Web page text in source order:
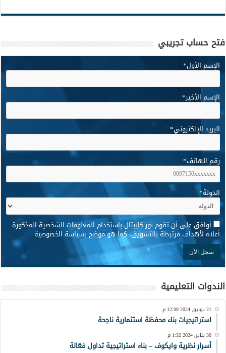
فتح حساب تجريبي
الإسم الأول*
الإسم الأخير*
البريد الإلكتروني*
رقم الهاتف*
الدولة*
* أوافق على أن تقوم نور كابيتال باستخدام المعلومات الشخصية المذكورة
أعلاه لأهداف مرتبطة بالتسويق، كما هو موضح بسياسة الخصوصية
الندوات التعليمية
21 يونيو, 2024 12:09 م
استراتيجيات بناء محفظة استثمارية ناجحة
30 يناير, 2024 1:32 م
أسرار نظرية وايكوف – بناء استراتيجية تداول فعّالة